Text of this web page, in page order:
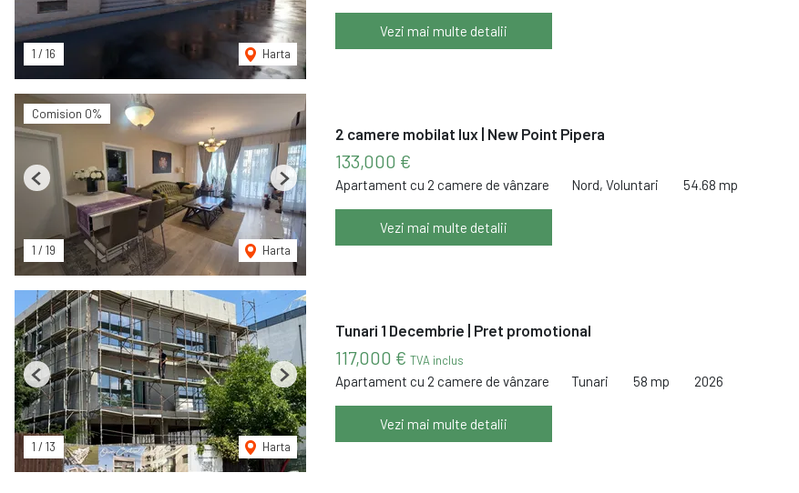
1 / 16 Harta
Vezi mai multe detalii
Comision 0%
1 / 19 Harta
Previous Next
2 camere mobilat lux | New Point Pipera
133,000 €
Apartament cu 2 camere de vânzare Nord, Voluntari 54.68 mp
Vezi mai multe detalii
1 / 13 Harta
Previous Next
Tunari 1 Decembrie | Pret promotional
117,000 € TVA inclus
Apartament cu 2 camere de vânzare Tunari 58 mp 2026
Vezi mai multe detalii